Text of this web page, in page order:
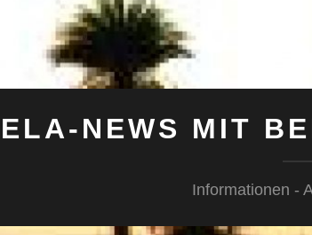
NEWS MIT
Informationen -